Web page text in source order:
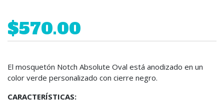
$570.00
El mosquetón Notch Absolute Oval está anodizado en un
color verde personalizado con cierre negro.
CARACTERÍSTICAS: